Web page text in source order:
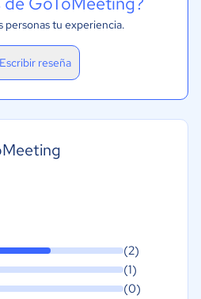
personas tu experiencia.
Escribir reseña
(2)
(1)
(0)